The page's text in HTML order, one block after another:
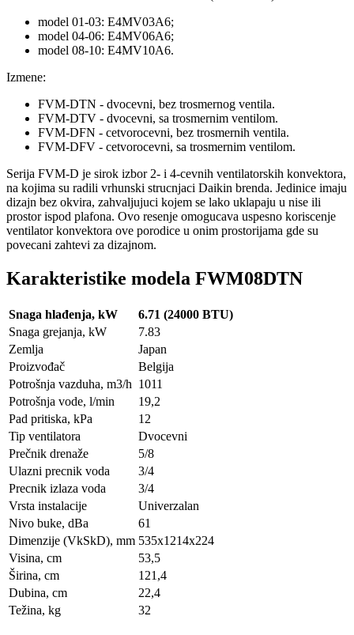
model 01-03: E4MV03A6;
model 04-06: E4MV06A6;
model 08-10: E4MV10A6.
Izmene:
FVM-DTN - dvocevni, bez trosmernog ventila.
FVM-DTV - dvocevni, sa trosmernim ventilom.
FVM-DFN - cetvorocevni, bez trosmernih ventila.
FVM-DFV - cetvorocevni, sa trosmernim ventilom.
Serija FVM-D je sirok izbor 2- i 4-cevnih ventilatorskih konvektora,
na kojima su radili vrhunski strucnjaci Daikin brenda. Jedinice imaju
dizajn bez okvira, zahvaljujuci kojem se lako uklapaju u nise ili
prostor ispod plafona. Ovo resenje omogucava uspesno koriscenje
ventilator konvektora ove porodice u onim prostorijama gde su
povecani zahtevi za dizajnom.
Karakteristike modela FWM08DTN
Snaga hlađenja, kW
6.71 (24000 BTU)
Snaga grejanja, kW
7.83
Zemlja
Japan
Proizvođač
Belgija
Potrošnja vazduha, m3/h 1011
Potrošnja vode, l/min
19,2
Pad pritiska, kPa
12
Tip ventilatora
Dvocevni
Prečnik drenaže
5/8
Ulazni precnik voda
3/4
Precnik izlaza voda
3/4
Vrsta instalacije
Univerzalan
Nivo buke, dBa
61
Dimenzije (VkSkD), mm 535х1214х224
Visina, сm
53,5
Širina, сm
121,4
Dubina, сm
22,4
Težina, kg
32